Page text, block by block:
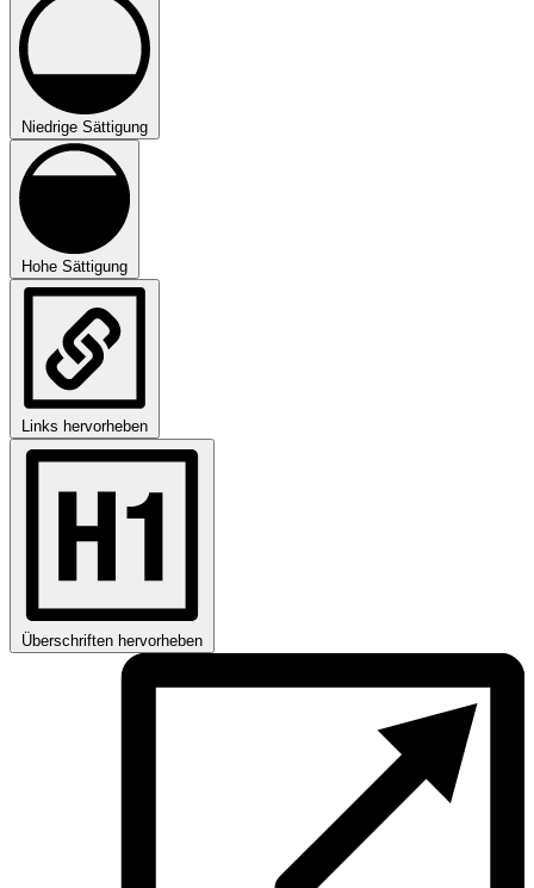
Niedrige Sättigung
Hohe Sättigung
Links hervorheben
Überschriften hervorheben